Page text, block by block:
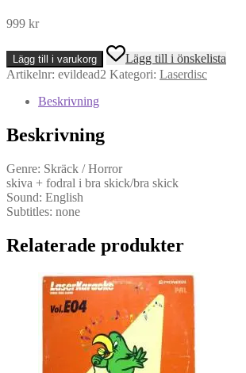
999 kr
Evil
Dead
2
Dead
Dawn
NTSC)
mängd
Lägg till i varukorg
Lägg till i önskelista
Artikelnr: evildead2 Kategori: Laserdisc
Beskrivning
Beskrivning
Genre: Skräck / Horror
skiva + fodral i bra skick/bra skick
Sound: English
Subtitles: none
Relaterade produkter